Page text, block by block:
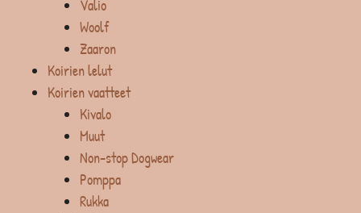
Valio
Woolf
Zaaron
Koirien lelut
Koirien vaatteet
Kivalo
Muut
Non-stop Dogwear
Pomppa
Rukka